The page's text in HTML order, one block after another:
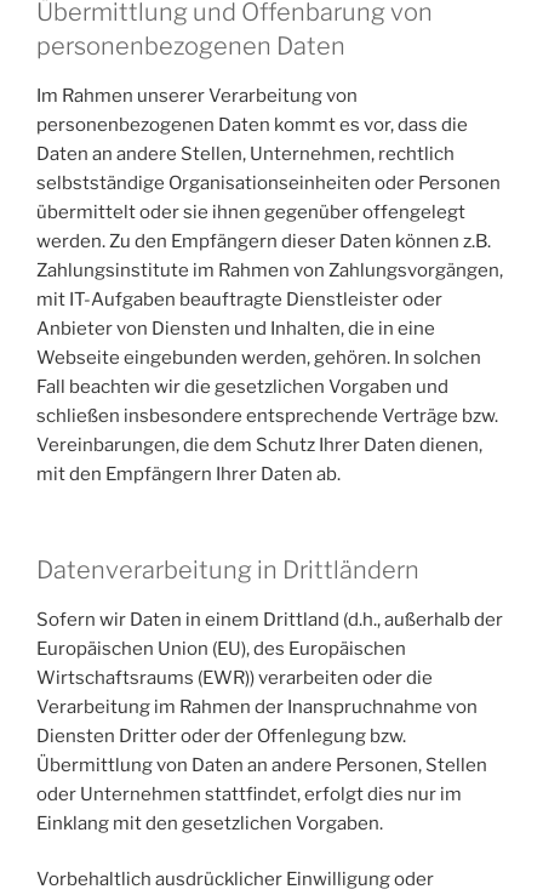
Übermittlung und Offenbarung von
personenbezogenen Daten
Im Rahmen unserer Verarbeitung von
personenbezogenen Daten kommt es vor, dass die
Daten an andere Stellen, Unternehmen, rechtlich
selbstständige Organisationseinheiten oder Personen
übermittelt oder sie ihnen gegenüber offengelegt
werden. Zu den Empfängern dieser Daten können z.B.
Zahlungsinstitute im Rahmen von Zahlungsvorgängen,
mit IT-Aufgaben beauftragte Dienstleister oder
Anbieter von Diensten und Inhalten, die in eine
Webseite eingebunden werden, gehören. In solchen
Fall beachten wir die gesetzlichen Vorgaben und
schließen insbesondere entsprechende Verträge bzw.
Vereinbarungen, die dem Schutz Ihrer Daten dienen,
mit den Empfängern Ihrer Daten ab.
Datenverarbeitung in Drittländern
Sofern wir Daten in einem Drittland (d.h., außerhalb der
Europäischen Union (EU), des Europäischen
Wirtschaftsraums (EWR)) verarbeiten oder die
Verarbeitung im Rahmen der Inanspruchnahme von
Diensten Dritter oder der Offenlegung bzw.
Übermittlung von Daten an andere Personen, Stellen
oder Unternehmen stattfindet, erfolgt dies nur im
Einklang mit den gesetzlichen Vorgaben.
Vorbehaltlich ausdrücklicher Einwilligung oder